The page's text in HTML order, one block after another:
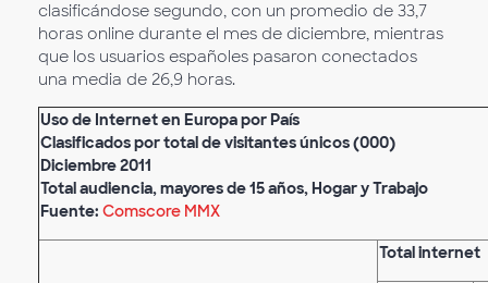
clasificándose segundo, con un promedio de 33,7
horas online durante el mes de diciembre, mientras
que los usuarios españoles pasaron conectados
una media de 26,9 horas.
Uso de Internet en Europa por País
Clasificados por total de visitantes únicos (000)
Diciembre 2011
Total audiencia, mayores de 15 años, Hogar y Trabajo
Fuente: Comscore MMX
Total internet